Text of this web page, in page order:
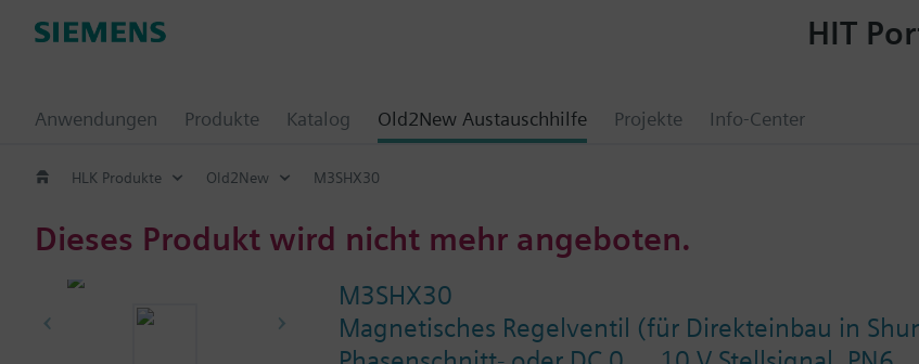
Anwendungen Produkte Katalog Old2New Austauschhilfe Projekte Info-Center
HIT
HLK Produkte Old2New M3SHX30
Dieses Produkt wird nicht mehr angeboten.
M3SHX30
Magnetisches Regelventil (für Direkteinbau in